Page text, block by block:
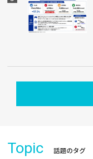
Topic 話題のタグ